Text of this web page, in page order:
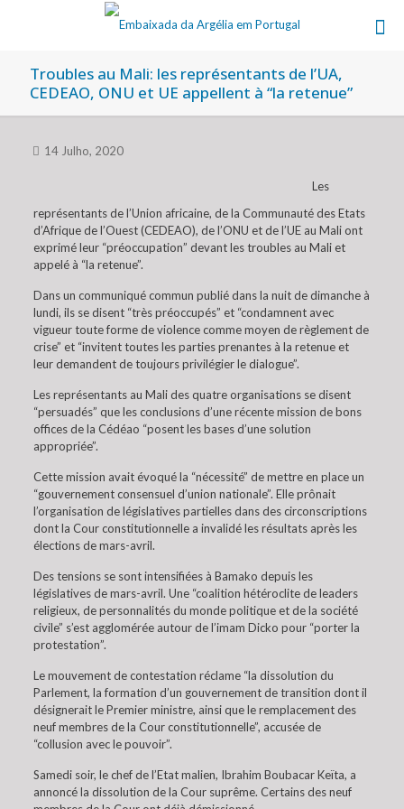
Troubles au Mali: les représentants de l’UA,
CEDEAO, ONU et UE appellent à “la retenue”
14 Julho, 2020
Les
représentants de l’Union africaine, de la Communauté des Etats
d’Afrique de l’Ouest (CEDEAO), de l’ONU et de l’UE au Mali ont
exprimé leur “préoccupation” devant les troubles au Mali et
appelé à “la retenue”.
Dans un communiqué commun publié dans la nuit de dimanche à
lundi, ils se disent “très préoccupés” et “condamnent avec
vigueur toute forme de violence comme moyen de règlement de
crise” et “invitent toutes les parties prenantes à la retenue et
leur demandent de toujours privilégier le dialogue”.
Les représentants au Mali des quatre organisations se disent
“persuadés” que les conclusions d’une récente mission de bons
offices de la Cédéao “posent les bases d’une solution
appropriée”.
Cette mission avait évoqué la “nécessité” de mettre en place un
“gouvernement consensuel d’union nationale”. Elle prônait
l’organisation de législatives partielles dans des circonscriptions
dont la Cour constitutionnelle a invalidé les résultats après les
élections de mars-avril.
Des tensions se sont intensifiées à Bamako depuis les
législatives de mars-avril. Une “coalition hétéroclite de leaders
religieux, de personnalités du monde politique et de la société
civile” s’est agglomérée autour de l’imam Dicko pour “porter la
protestation”.
Le mouvement de contestation réclame “la dissolution du
Parlement, la formation d’un gouvernement de transition dont il
désignerait le Premier ministre, ainsi que le remplacement des
neuf membres de la Cour constitutionnelle”, accusée de
“collusion avec le pouvoir”.
Samedi soir, le chef de l’Etat malien, Ibrahim Boubacar Keïta, a
annoncé la dissolution de la Cour suprême. Certains des neuf